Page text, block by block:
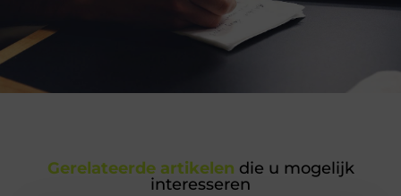
Gerelateerde artikelen die u mogelijk
interesseren